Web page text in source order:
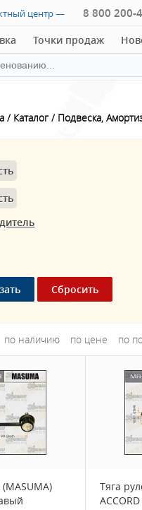
центр — 8 800 200-
Точки продаж
Каталог Подвеска,
по наличию по цене по
Тяга